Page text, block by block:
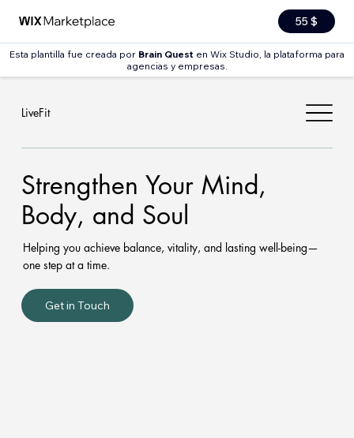
55 $
Esta plantilla fue creada por Brain Quest en Wix Studio, la plataforma para
agencias y empresas.